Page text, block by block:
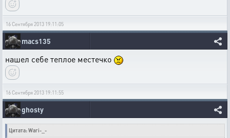
16 Сентября 2013 19:11:05
macs135
нашел себе теплое местечко
16 Сентября 2013 19:11:55
ghosty
Цитата: Wari-_-